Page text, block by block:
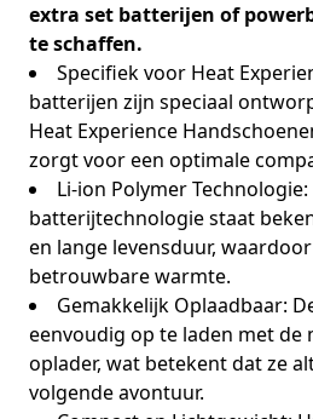
extra set batterijen of
te schaffen.
Specifiek voor Heat
batterijen zijn speciaal
Heat Experience
zorgt voor een optimale
Li-ion Polymer
batterijtechnologie staat
en lange levensduur,
betrouwbare warmte.
Gemakkelijk Oplaadbaar:
eenvoudig op te laden met de
oplader, wat betekent dat ze
volgende avontuur.